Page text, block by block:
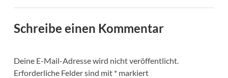
Schreibe einen Kommentar
Deine E-Mail-Adresse wird nicht veröffentlicht.
Erforderliche Felder sind mit *markiert